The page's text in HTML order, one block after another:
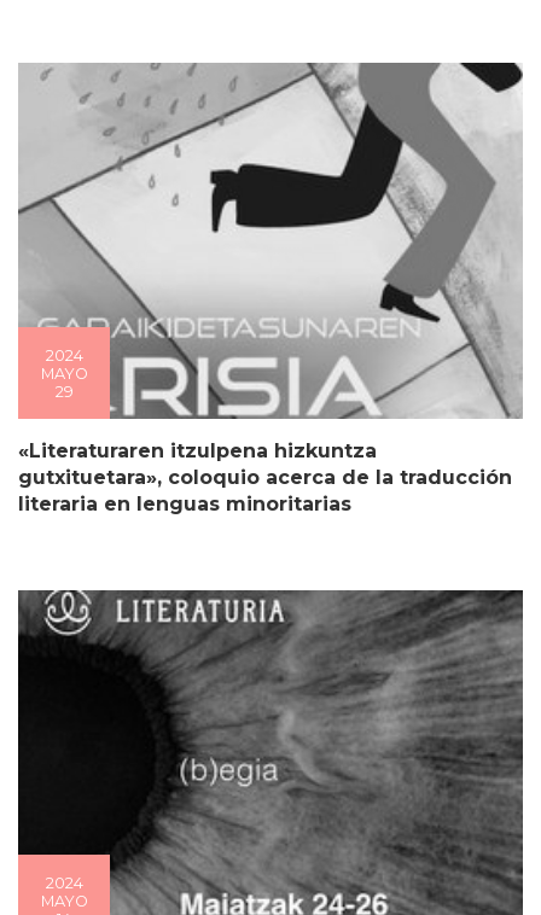
2024
MAYO
29
«Literaturaren itzulpena hizkuntza
gutxituetara», coloquio acerca de la traducción
literaria en lenguas minoritarias
2024
MAYO